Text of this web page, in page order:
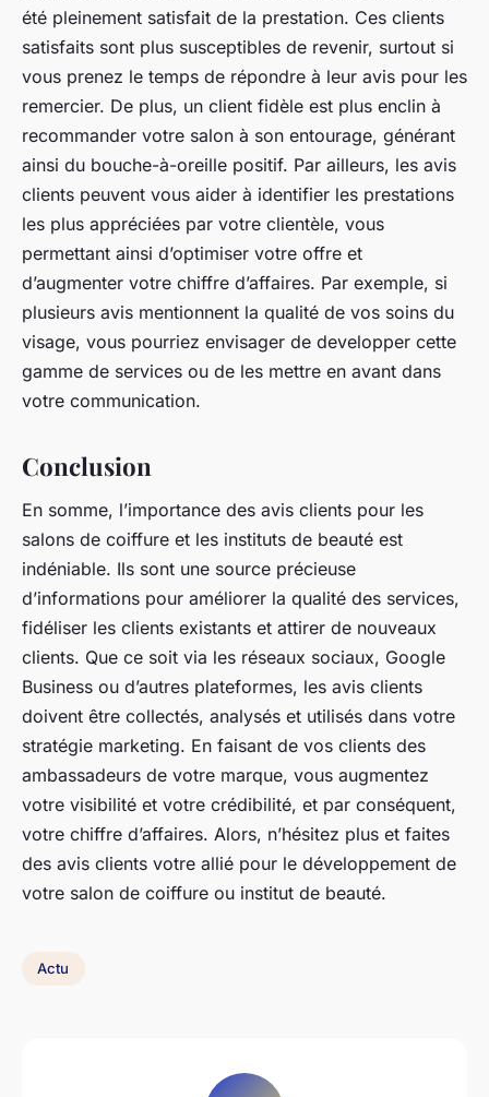
été pleinement satisfait de la prestation. Ces clients
satisfaits sont plus susceptibles de revenir, surtout si
vous prenez le temps de répondre à leur avis pour les
remercier. De plus, un client fidèle est plus enclin à
recommander votre salon à son entourage, générant
ainsi du bouche-à-oreille positif. Par ailleurs, les avis
clients peuvent vous aider à identifier les prestations
les plus appréciées par votre clientèle, vous
permettant ainsi d’optimiser votre offre et
d’augmenter votre chiffre d’affaires. Par exemple, si
plusieurs avis mentionnent la qualité de vos soins du
visage, vous pourriez envisager de developper cette
gamme de services ou de les mettre en avant dans
votre communication.
Conclusion
En somme, l’importance des avis clients pour les
salons de coiffure et les instituts de beauté est
indéniable. Ils sont une source précieuse
d’informations pour améliorer la qualité des services,
fidéliser les clients existants et attirer de nouveaux
clients. Que ce soit via les réseaux sociaux, Google
Business ou d’autres plateformes, les avis clients
doivent être collectés, analysés et utilisés dans votre
stratégie marketing. En faisant de vos clients des
ambassadeurs de votre marque, vous augmentez
votre visibilité et votre crédibilité, et par conséquent,
votre chiffre d’affaires. Alors, n’hésitez plus et faites
des avis clients votre allié pour le développement de
votre salon de coiffure ou institut de beauté.
Actu